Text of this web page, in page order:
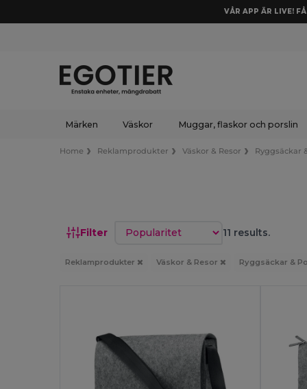
VÅR APP ÄR LIVE!
Märken Väskor Muggar, flaskor och porslin
Home Reklamprodukter Väskor & Resor Ryggsäckar
Filter Sortera efter 11 results.
Reklamprodukter Väskor & Resor Ryggsäckar &